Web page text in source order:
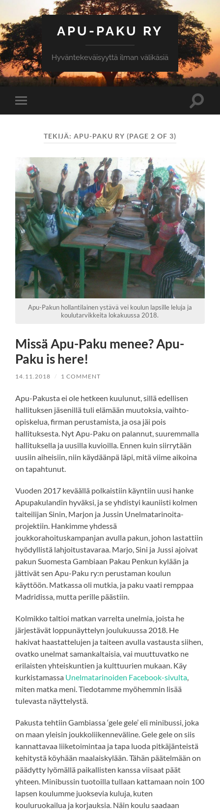
APU-PAKU RY
Hyväntekeväisyyttä ilman välikäsiä
Toggle
mobile
Toggle
TEKIJÄ: APU-PAKU RY (PAGE 2 OF 3)
Apu-Pakun hollantilainen ystävä vei koulun lapsille leluja ja
koulutarvikkeita lokakuussa 2018.
Missä Apu-Paku menee? Apu-
Paku is here!
14.11.2018 / 1 COMMENT
Apu-Pakusta ei ole hetkeen kuulunut, sillä edellisen
hallituksen jäsenillä tuli elämään muutoksia, vaihto-
opiskelua, firman perustamista, ja osa jäi pois
hallituksesta. Nyt Apu-Paku on palannut, suuremmalla
hallituksella ja uusilla kuvioilla. Ennen kuin siirrytään
uusiin aiheisiin, niin käydäänpä läpi, mitä viime aikoina
on tapahtunut.
Vuoden 2017 keväällä polkaistiin käyntiin uusi hanke
Apupakulandin hyväksi, ja se yhdistyi kauniisti kolmen
taiteilijan Sinin, Marjon ja Jussin Unelmatarinoita-
projektiin. Hankimme yhdessä
joukkorahoituskampanjan avulla pakun, johon lastattiin
hyödyllistä lahjoitustavaraa. Marjo, Sini ja Jussi ajoivat
pakun Suomesta Gambiaan Pakau Penkun kylään ja
jättivät sen Apu-Paku ry:n perustaman koulun
käyttöön. Matkassa oli mutkia, ja paku vaati remppaa
Madridissa, mutta perille päästiin.
Kolmikko taltioi matkan varrelta unelmia, joista he
järjestävät loppunäyttelyn joulukuussa 2018. He
hakivat haastattelujen ja taiteen avulla vastausta siihen,
ovatko unelmat samankaltaisia, vai muuttuvatko ne
erilaisten yhteiskuntien ja kulttuurien mukaan. Käy
kurkistamassa Unelmatarinoiden Facebook-sivulta
miten matka meni. Tiedotamme myöhemmin lisää
tulevasta näyttelystä.
Pakusta tehtiin Gambiassa ‘gele gele’ eli minibussi, joka
on maan yleisin joukkoliikenneväline. Gele gele on siis
kannattavaa liiketoimintaa ja tapa luoda pitkäjänteistä
kehitystä köyhään maalaiskylään. Tähän päätelmään on
päädytty lyömällä paikallisten kanssa viisaat päät
yhteen. Minibussin tuotoilla tullaan kattamaan noin 100
lapsen koulumme juoksevia kuluja, kuten
kouluruokailua ja korjauksia. Näin koulu saadaan